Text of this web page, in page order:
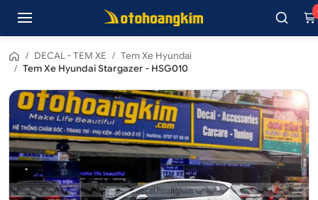
/ DECAL - TEM XE / Tem Xe Hyundai
/ Tem Xe Hyundai Stargazer - HSG010